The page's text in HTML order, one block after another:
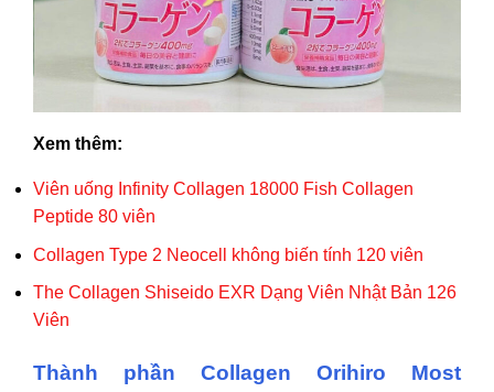
Xem thêm:
Viên uống Infinity Collagen 18000 Fish Collagen
Peptide 80 viên
Collagen Type 2 Neocell không biến tính 120 viên
The Collagen Shiseido EXR Dạng Viên Nhật Bản 126
Viên
Thành phần Collagen Orihiro Most